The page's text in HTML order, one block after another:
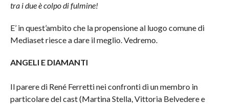
tra i due è colpo di fulmine!
E’ in quest’ambito che la propensione al luogo comune di
Mediaset riesce a dare il meglio. Vedremo.
ANGELI E DIAMANTI
Il parere di René Ferretti nei confronti di un membro in
particolare del cast (Martina Stella, Vittoria Belvedere e